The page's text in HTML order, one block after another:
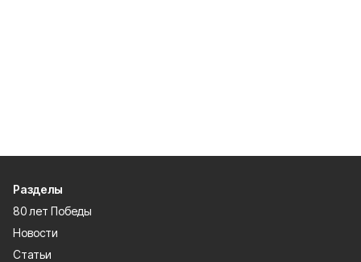
Разделы
80 лет Победы
Новости
Статьи